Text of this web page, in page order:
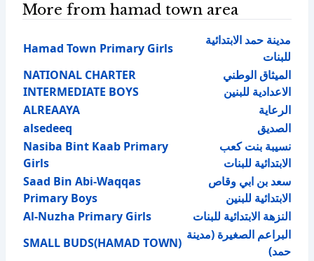
More from hamad town area
Hamad Town Primary Girls
مدينة حمد الابتدائية
للبنات
NATIONAL CHARTER
INTERMEDIATE BOYS
الميثاق الوطني
الاعدادية للبنين
ALREAAYA
الرعاية
alsedeeq
الصديق
Nasiba Bint Kaab Primary
Girls
نسيبة بنت كعب
الابتدائية للبنات
Saad Bin Abi-Waqqas
Primary Boys
سعد بن ابي وقاص
الابتدائية للبنين
Al-Nuzha Primary Girls
النزهة الابتدائية للبنات
SMALL BUDS(HAMAD TOWN)
البراعم الصغيرة (مدينة
حمد)